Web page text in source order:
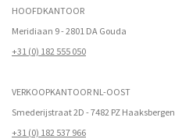
HOOFDKANTOOR
Meridiaan 9 - 2801 DA Gouda
+31 (0) 182 555 050
VERKOOPKANTOOR NL-OOST
Smederijstraat 2D - 7482 PZ Haaksbergen
+31 (0) 182 537 966